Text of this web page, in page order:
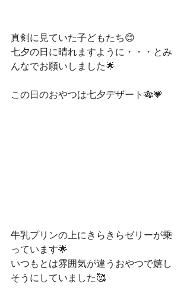
真剣に見ていた子どもたち😊
七夕の日に晴れますように・・・とみ
んなでお願いしました🌟
この日のおやつは七夕デザート🎋💗
牛乳プリンの上にきらきらゼリーが乗
っています🌟
いつもとは雰囲気が違うおやつで嬉し
そうにしていました🥰